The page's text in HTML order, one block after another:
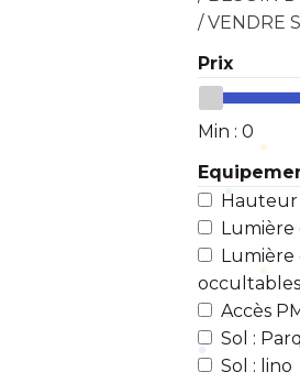
/ VENDRE
Prix
Min : 0
Hauteur
occultables
Accès
Sol :
Sol : lino